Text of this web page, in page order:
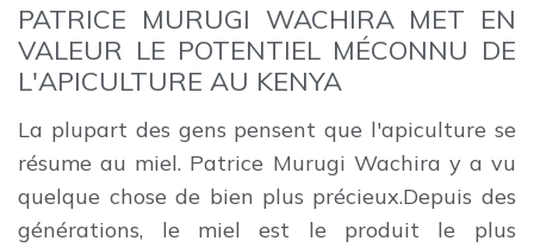
PATRICE MURUGI WACHIRA MET EN
VALEUR LE POTENTIEL MÉCONNU DE
L'APICULTURE AU KENYA
La plupart des gens pensent que l'apiculture se
résume au miel. Patrice Murugi Wachira y a vu
quelque chose de bien plus précieux.Depuis des
générations, le miel est le produit le plus